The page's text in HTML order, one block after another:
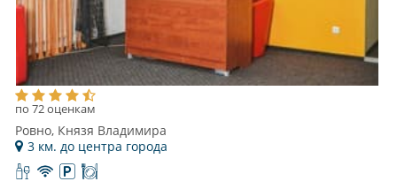
по 72 оценкам
Ровно, Князя Владимира
3 км. до центра города